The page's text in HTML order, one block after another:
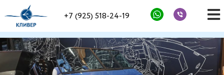
+7 (925) 518-24-19